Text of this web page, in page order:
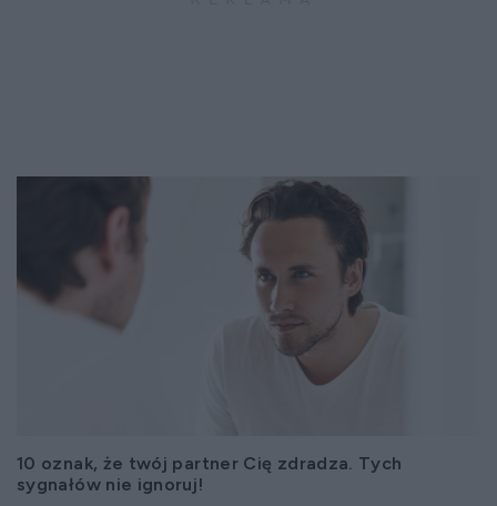
10 oznak, że twój partner Cię zdradza. Tych
sygnałów nie ignoruj!